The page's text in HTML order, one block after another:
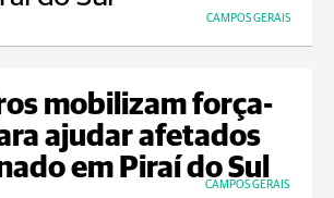
CAMPOS GERAIS
mobilizam força-
ajudar afetados
em Piraí do Sul
CAMPOS GERAIS